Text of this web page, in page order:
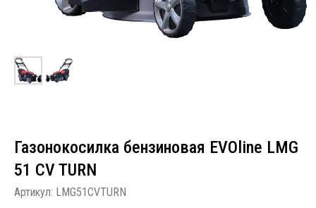
Газонокосилка бензиновая EVOline LMG
51 CV TURN
Артикул: LMG51CVTURN